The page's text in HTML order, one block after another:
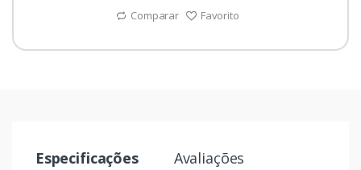
Comparar Favorito
Especificações Avaliações